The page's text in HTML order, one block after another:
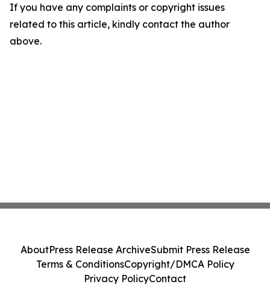
If you have any complaints or copyright issues
related to this article, kindly contact the author
above.
AboutPress Release ArchiveSubmit Press Release
Terms & ConditionsCopyright/DMCA Policy
Privacy PolicyContact